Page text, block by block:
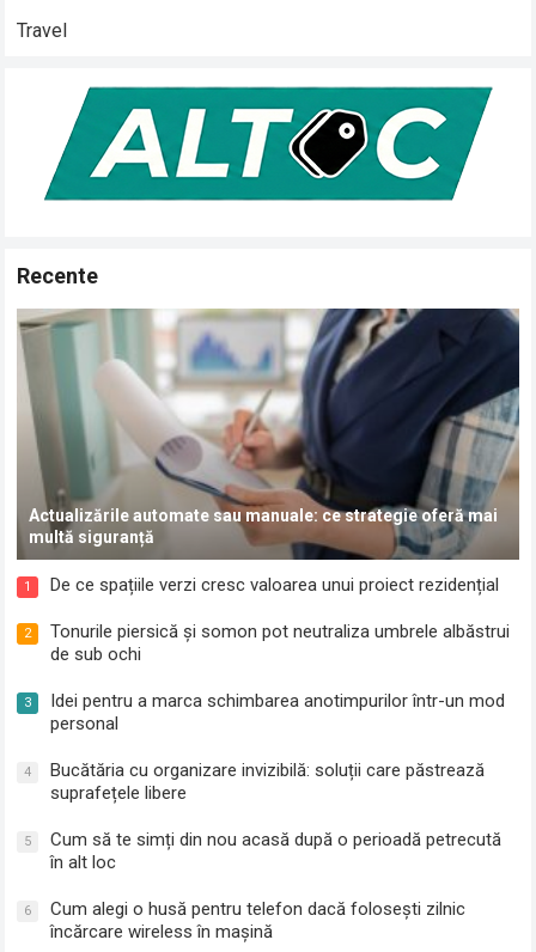
Travel
Recente
Actualizările automate sau manuale: ce strategie oferă mai
multă siguranță
1 De ce spațiile verzi cresc valoarea unui proiect rezidențial
2
Tonurile piersică și somon pot neutraliza umbrele albăstrui
de sub ochi
3
Idei pentru a marca schimbarea anotimpurilor într-un mod
personal
4
Bucătăria cu organizare invizibilă: soluții care păstrează
suprafețele libere
5
Cum să te simți din nou acasă după o perioadă petrecută
în alt loc
6
Cum alegi o husă pentru telefon dacă folosești zilnic
încărcare wireless în mașină